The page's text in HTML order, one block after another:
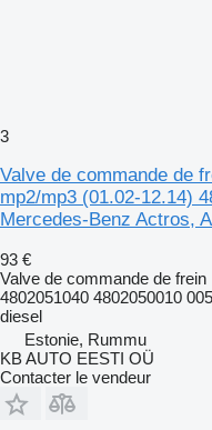
3
Valve de commande de
mp2/mp3 (01.02-12.14)
Mercedes-Benz Actros,
93 €
Valve de commande de frein
4802051040 4802050010
diesel
Estonie, Rummu
KB AUTO EESTI OÜ
Contacter le vendeur